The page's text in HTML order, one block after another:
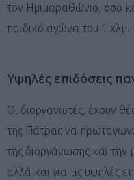
τον Ημιμαραθώνιο, όσο
παιδικό αγώνα του 1 χλμ.
Υψηλές επιδόσεις
Οι διοργανωτές, έχουν
της Πάτρας να
της διοργάνωσης και
αλλά και για τις υψηλές